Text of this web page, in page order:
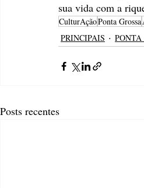
sua vida com a
CulturAçãoPonta Grossa
PRINCIPAIS
PONTA
Posts recentes